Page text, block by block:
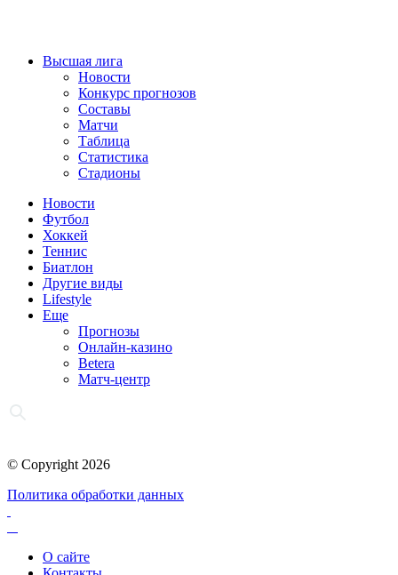
Высшая лига
Новости
Конкурс прогнозов
Составы
Матчи
Таблица
Статистика
Стадионы
Новости
Футбол
Хоккей
Теннис
Биатлон
Другие виды
Lifestyle
Еще
Прогнозы
Онлайн-казино
Betera
Матч-центр
© Copyright 2026
Политика обработки данных
О сайте